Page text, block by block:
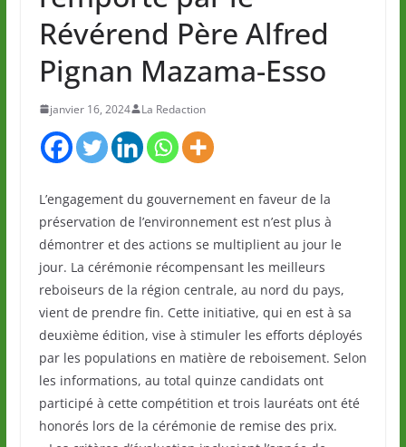
Révérend Père Alfred
Pignan Mazama-Esso
janvier 16, 2024 La Redaction
L’engagement du gouvernement en faveur de la
préservation de l’environnement est n’est plus à
démontrer et des actions se multiplient au jour le
jour. La cérémonie récompensant les meilleurs
reboiseurs de la région centrale, au nord du pays,
vient de prendre fin. Cette initiative, qui en est à sa
deuxième édition, vise à stimuler les efforts déployés
par les populations en matière de reboisement. Selon
les informations, au total quinze candidats ont
participé à cette compétition et trois lauréats ont été
honorés lors de la cérémonie de remise des prix.